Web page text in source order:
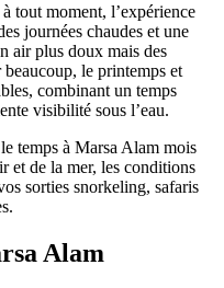
tout moment, l’expérience
journées chaudes et une
air plus doux mais des
le printemps et
combinant un temps
visibilité sous l’eau.
temps à Marsa Alam mois
et de la mer, les conditions
sorties snorkeling, safaris
Alam